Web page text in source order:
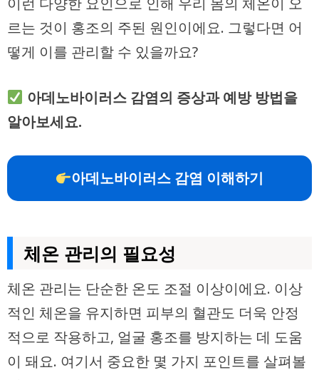
르는 것이 홍조의 주된 원인이에요. 그렇다면 어
떻게 이를 관리할 수 있을까요?
아데노바이러스 감염의 증상과 예방 방법을
알아보세요.
아데노바이러스 감염 이해하기
체온 관리의 필요성
체온 관리는 단순한 온도 조절 이상이에요. 이상
적인 체온을 유지하면 피부의 혈관도 더욱 안정
적으로 작용하고, 얼굴 홍조를 방지하는 데 도움
이 돼요. 여기서 중요한 몇 가지 포인트를 살펴볼